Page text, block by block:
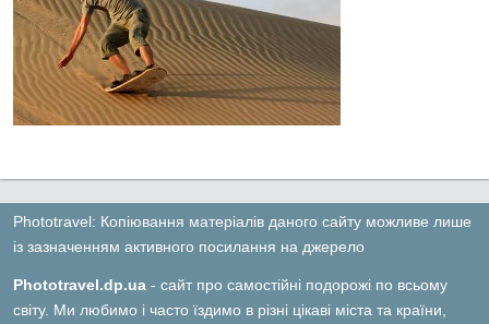
Phototravel: Копіювання матеріалів даного сайту можливе лише
із зазначенням активного посилання на джерело
Phototravel.dp.ua - сайт про самостійні подорожі по всьому
світу. Ми любимо і часто їздимо в різні цікаві міста та країни,